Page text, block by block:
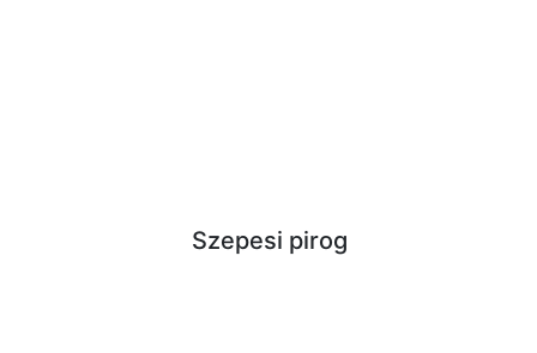
Szepesi pirog